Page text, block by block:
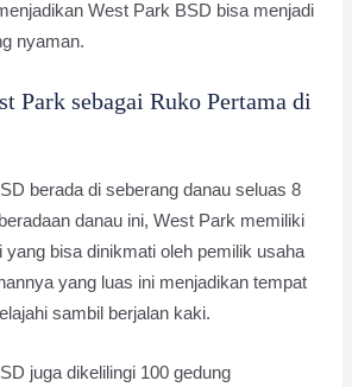
West Park BSD bisa menjadi
nyaman.
Park sebagai Ruko Pertama di
berada di seberang danau seluas 8
danau ini, West Park memiliki
yang bisa dinikmati oleh pemilik usaha
yang luas ini menjadikan tempat
sambil berjalan kaki.
juga dikelilingi 100 gedung